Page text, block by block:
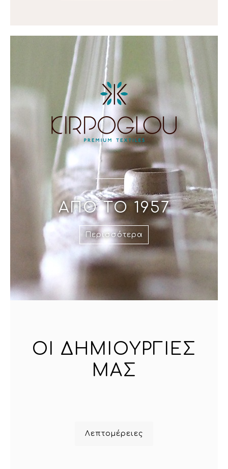
ΑΠΟ ΤΟ 1957
Περισσότερα
ΟΙ ΔΗΜΙΟΥΡΓΙΕΣ
ΜΑΣ
Λεπτομέρειες